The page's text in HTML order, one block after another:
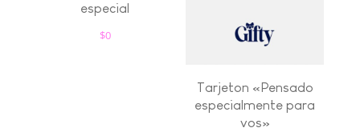
especial
$0
Tarjeton «Pensado
especialmente para
vos»